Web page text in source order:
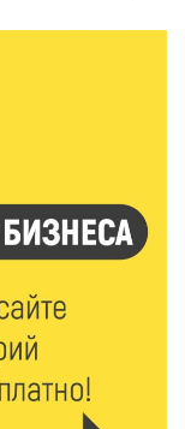
270
146 км ЛЭП